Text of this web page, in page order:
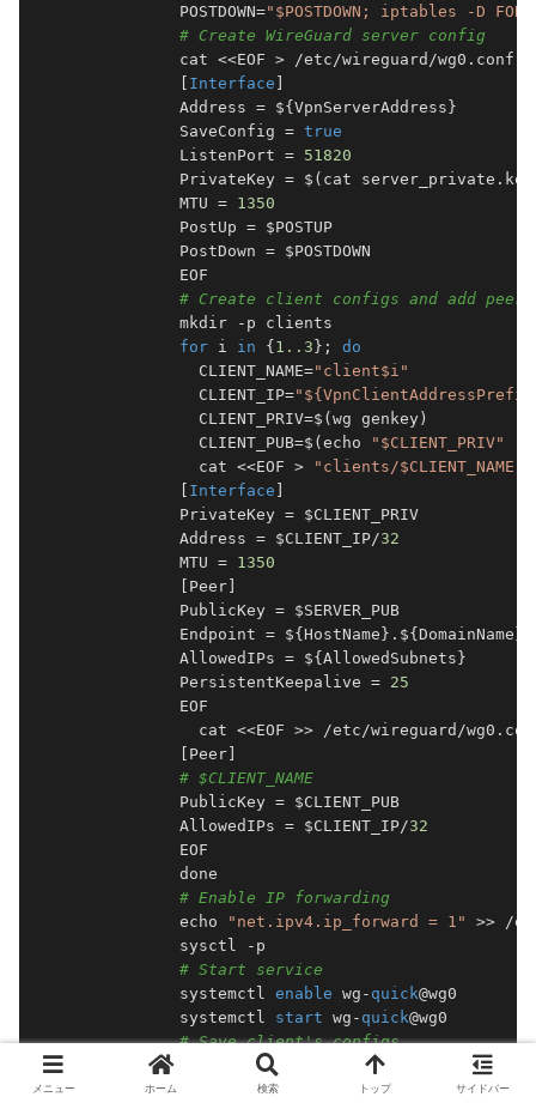
            POSTDOWN=
"$POSTDOWN; iptables -D
# Create WireGuard server config
            cat <<EOF > /etc/wireguard/wg0.conf
            [
Interface ]
            Address = ${VpnServerAddress}
            SaveConfig =
true
            ListenPort =
51820
PrivateKey = $(cat
            MTU =
1350
            PostUp = $POSTUP
            PostDown = $POSTDOWN
            EOF
# Create client configs and add
            mkdir -p clients
for i in {1. .3}; do
              CLIENT_NAME=
"client$i"
              CLIENT_IP=
              CLIENT_PRIV=$(wg genkey)
              CLIENT_PUB=$(echo
"$CLIENT_PRIV"
              cat <<EOF >
"clients/
            [
Interface ]
            PrivateKey = $CLIENT_PRIV
            Address = $CLIENT_IP/
32
            MTU =
1350
            [Peer]
            PublicKey = $SERVER_PUB
            Endpoint = ${HostName}.${DomainName}:
            AllowedIPs = ${AllowedSubnets}
            PersistentKeepalive =
25
            EOF
cat <<EOF >> /etc/wireguard/
            [Peer]
# $CLIENT_NAME
            PublicKey = $CLIENT_PUB
            AllowedIPs = $CLIENT_IP/
32
            EOF
            done
# Enable IP forwarding
            echo
"net.ipv4.ip_forward = 1"
>> /
            sysctl -p
# Start service
            systemctl
enable wg- quick@wg0
            systemctl
start wg- quick@wg0
# Save client's configs
            aws s3 cp clients/
"s3://
# Configure iptables logging - log
メニュー ホーム 検索 トップ サイドバー